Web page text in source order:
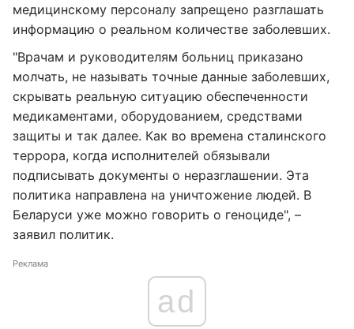
медицинскому персоналу запрещено разглашать
информацию о реальном количестве заболевших.
"Врачам и руководителям больниц приказано
молчать, не называть точные данные заболевших,
скрывать реальную ситуацию обеспеченности
медикаментами, оборудованием, средствами
защиты и так далее. Как во времена сталинского
террора, когда исполнителей обязывали
подписывать документы о неразглашении. Эта
политика направлена на уничтожение людей. В
Беларуси уже можно говорить о геноциде", –
заявил политик.
Реклама
ad